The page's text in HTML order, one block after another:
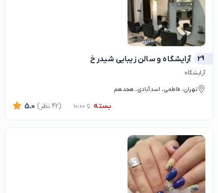
29 آرايشگاه و سالن زیبایی شيدرخ
آرایشگاه
تهران، فاطمی، اسدآبادی، هجدهم
بسته تا 10:00 5.0 (42 نظر)